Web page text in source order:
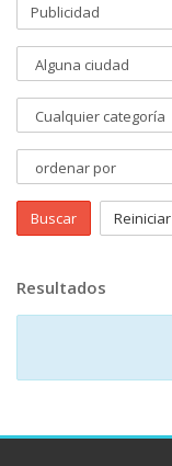
Buscar Reiniciar
Resultados